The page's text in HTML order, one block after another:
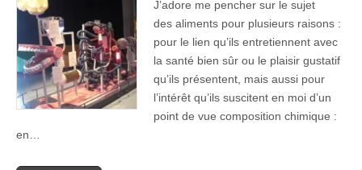
J’adore me pencher sur le sujet
des aliments pour plusieurs raisons :
pour le lien qu’ils entretiennent avec
la santé bien sûr ou le plaisir gustatif
qu’ils présentent, mais aussi pour
l’intérêt qu’ils suscitent en moi d’un
point de vue composition chimique :
en…